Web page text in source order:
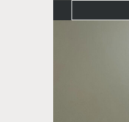
Description
Dans une
aménagée et
L'appartement